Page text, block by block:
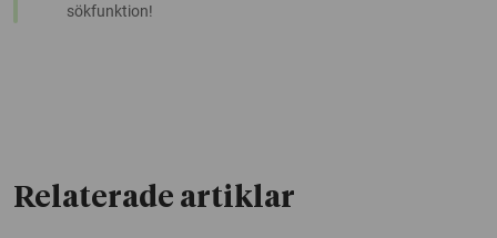
sökfunktion!
Relaterade artiklar